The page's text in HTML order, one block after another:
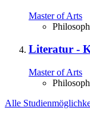
Master of Arts
Literatur -
Master of Arts
Alle